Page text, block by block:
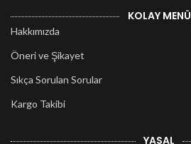
KOLAY MENÜ
Hakkımızda
Öneri ve Şikayet
Sıkça Sorulan Sorular
Kargo Takibi
YASAL